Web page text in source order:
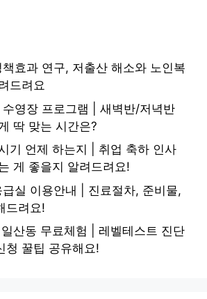
효과 연구, 저출산 해소와 노인복
드려요
수영장 프로그램 | 새벽반/저녁반
딱 맞는 시간은?
기 언제 하는지 | 취업 축하 인사
게 좋을지 알려드려요!
실 이용안내 | 진료절차, 준비물,
드려요!
산동 무료체험 | 레벨테스트 진단
청 꿀팁 공유해요!